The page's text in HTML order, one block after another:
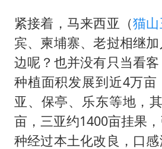
紧接着，马来西亚（猫山
宾、柬埔寨、老挝相继
边呢？也并没有只当看
种植面积发展到近4万亩
亚、保亭、乐东等地，
亩，三亚约1400亩挂果
种经过本土化改良，口